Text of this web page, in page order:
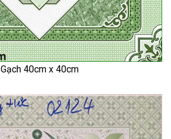
Gạch 40cm x 40cm